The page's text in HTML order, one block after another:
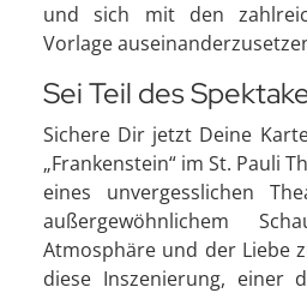
und sich mit den
Vorlage
Sei Teil des
Sichere Dir jetzt Deine
„Frankenstein“ im St. Pauli
eines unvergesslichen
außergewöhnlichem
Atmosphäre und der Liebe
diese Inszenierung, einer